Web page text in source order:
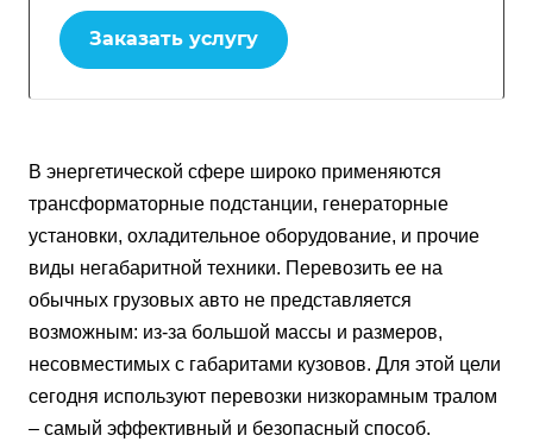
Заказать услугу
В энергетической сфере широко применяются
трансформаторные подстанции, генераторные
установки, охладительное оборудование, и прочие
виды негабаритной техники. Перевозить ее на
обычных грузовых авто не представляется
возможным: из-за большой массы и размеров,
несовместимых с габаритами кузовов. Для этой цели
сегодня используют перевозки низкорамным тралом
– самый эффективный и безопасный способ.